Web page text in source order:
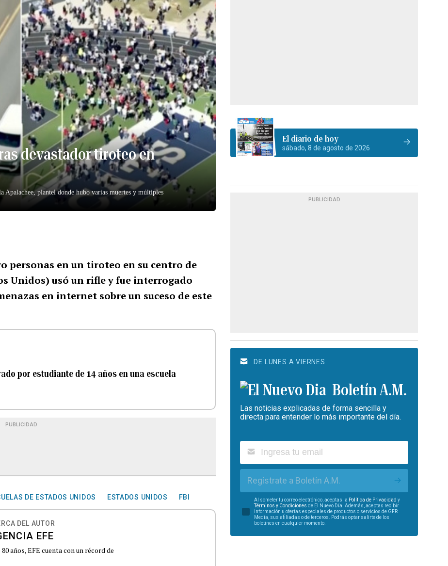
devastador tiroteo en
Apalachee, plantel donde hubo varias muertes y múltiples
personas en un tiroteo en su centro de
Unidos) usó un rifle y fue interrogado
en internet sobre un suceso de este
por estudiante de 14 años en una escuela
PUBLICIDAD
DE ESTADOS UNIDOS ESTADOS UNIDOS FBI
DEL AUTOR
EFE
años, EFE cuenta con un récord de
El diario de hoy
sábado, 8 de agosto de 2026
PUBLICIDAD
DE LUNES A VIERNES
Boletín A.M.
Las noticias explicadas de forma sencilla y
directa para entender lo más importante del día.
Regístrate a Boletín A.M.
Al someter tu correo electrónico, aceptas la Política de Privacidad y
Términos y Condiciones de El Nuevo Día. Además, aceptas recibir
información u ofertas especiales de productos o servicios de GFR
Media, sus afiliadas o de terceros. Podrás optar salirte de los
boletines en cualquier momento.